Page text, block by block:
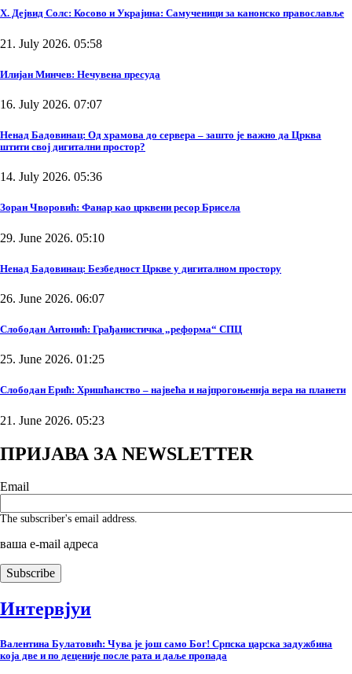
Х. Дејвид Солс: Косово и Украјина: Самученици за канонско православље
21. July 2026. 05:58
Илијан Минчев: Нечувена пресуда
16. July 2026. 07:07
Ненад Бадовинац: Од храмова до сервера – зашто је важно да Црква
штити свој дигитални простор?
14. July 2026. 05:36
Зоран Чворовић: Фанар као црквени ресор Брисела
29. June 2026. 05:10
Ненад Бадовинац: Безбедност Цркве у дигиталном простору
26. June 2026. 06:07
Слободан Антонић: Грађанистичка „реформа“ СПЦ
25. June 2026. 01:25
Слободан Ерић: Хришћанство – највећа и најпрогоњенија вера на планети
21. June 2026. 05:23
ПРИЈАВА ЗА NEWSLETTER
Email
The subscriber's email address.
ваша е-mail адреса
Интервјуи
Валентина Булатовић: Чува је још само Бог! Српска царска задужбина
која две и по деценије после рата и даље пропада